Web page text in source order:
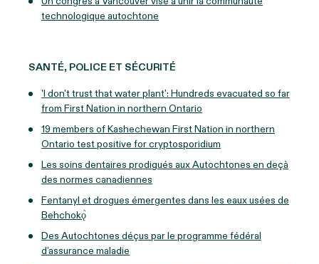
technologique autochtone
SANTÉ, POLICE ET SÉCURITÉ
'I don't trust that water plant': Hundreds evacuated so far
from First Nation in northern Ontario
19 members of Kashechewan First Nation in northern
Ontario test positive for cryptosporidium
Les soins dentaires prodigués aux Autochtones en deçà
des normes canadiennes
Fentanyl et drogues émergentes dans les eaux usées de
Behchokǫ̀
Des Autochtones déçus par le programme fédéral
d’assurance maladie